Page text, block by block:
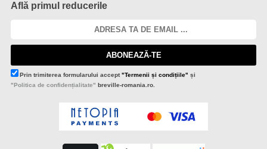
Află primul reducerile
ABONEAZĂ-TE
Prin trimiterea formularului accept"Termenii și condițiile" și
"Politica de confidențialitate" breville-romania.ro.